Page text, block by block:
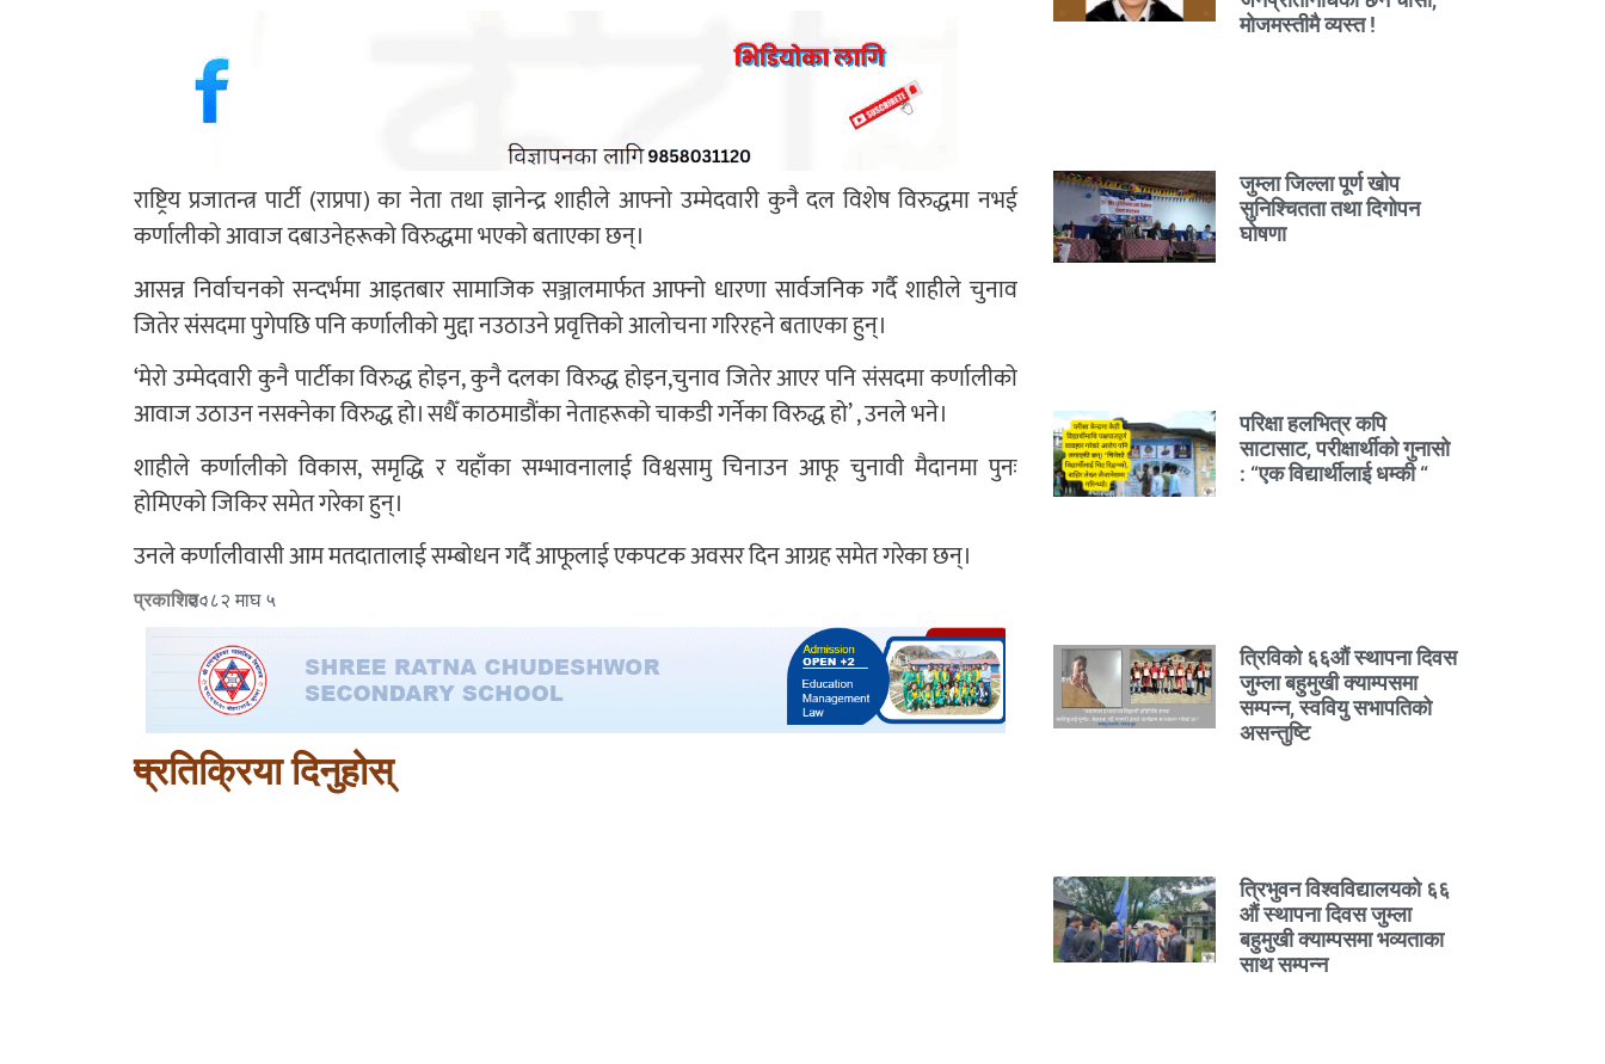
राष्ट्रिय प्रजातन्त्र पार्टी (राप्रपा) का नेता तथा ज्ञानेन्द्र शाहीले आफ्नो उम्मेदवारी कुनै दल विशेष विरुद्धमा नभई
कर्णालीको आवाज दबाउनेहरूको विरुद्धमा भएको बताएका छन्।
आसन्न निर्वाचनको सन्दर्भमा आइतबार सामाजिक सञ्जालमार्फत आफ्नो धारणा सार्वजनिक गर्दै शाहीले चुनाव
जितेर संसदमा पुगेपछि पनि कर्णालीको मुद्दा नउठाउने प्रवृत्तिको आलोचना गरिरहने बताएका हुन्।
‘मेरो उम्मेदवारी कुनै पार्टीका विरुद्ध होइन, कुनै दलका विरुद्ध होइन,चुनाव जितेर आएर पनि संसदमा कर्णालीको
आवाज उठाउन नसक्नेका विरुद्ध हो। सधैँ काठमाडौंका नेताहरूको चाकडी गर्नेका विरुद्ध हो’ , उनले भने।
शाहीले कर्णालीको विकास, समृद्धि र यहाँका सम्भावनालाई विश्वसामु चिनाउन आफू चुनावी मैदानमा पुनः
होमिएको जिकिर समेत गरेका हुन्।
उनले कर्णालीवासी आम मतदातालाई सम्बोधन गर्दै आफूलाई एकपटक अवसर दिन आग्रह समेत गरेका छन्।
प्रकाशित :२०८२ माघ ५
प्रतिक्रिया दिनुहोस्
मोजमस्तीमै व्यस्त !
जुम्ला जिल्ला पूर्ण खोप
सुनिश्चितता तथा दिगोपन
घोषणा
परिक्षा हलभित्र कपि
साटासाट, परीक्षार्थीको गुनासो
: “एक विद्यार्थीलाई धम्की “
त्रिविको ६६औं स्थापना दिवस
जुम्ला बहुमुखी क्याम्पसमा
सम्पन्न, स्ववियु सभापतिको
असन्तुष्टि
त्रिभुवन विश्वविद्यालयको ६६
औं स्थापना दिवस जुम्ला
बहुमुखी क्याम्पसमा भव्यताका
साथ सम्पन्न